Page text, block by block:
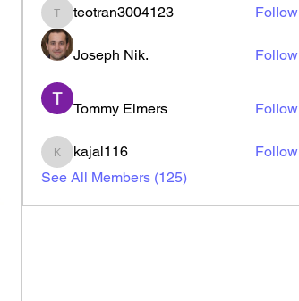
teotran3004123
teotran3004123 Follow
Joseph Nik. Follow
Tommy Elmers Follow
kajal116
kajal116
Follow
See All Members (125)